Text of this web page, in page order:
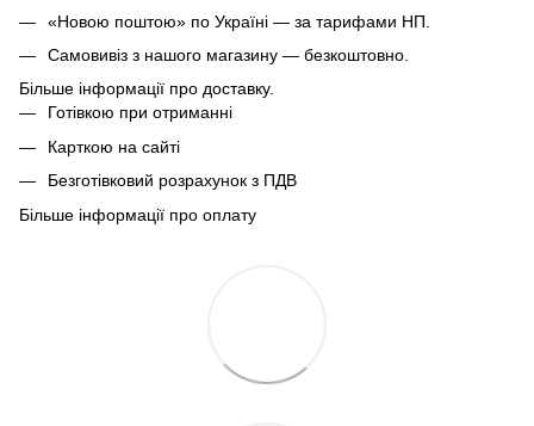
«Новою поштою» по Україні — за тарифами НП.
Самовивіз з нашого магазину — безкоштовно.
Більше інформації про доставку.
Готівкою при отриманні
Карткою на сайті
Безготівковий розрахунок з ПДВ
Більше інформації про оплату